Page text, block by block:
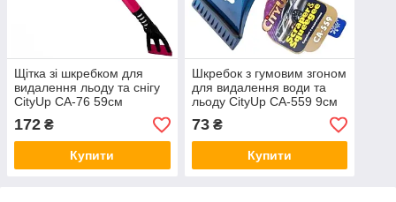
Щітка зі шкребком для
видалення льоду та снігу
CityUp CA-76 59см
172 ₴
Купити
Шкребок з гумовим згоном
для видалення води та
льоду CityUp CA-559 9см
73₴
Купити